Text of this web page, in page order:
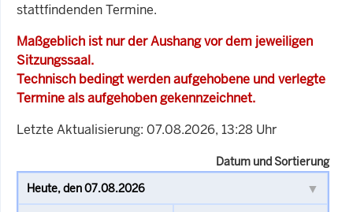
stattfindenden Termine.
Maßgeblich ist nur der Aushang vor dem jeweiligen
Sitzungssaal.
Technisch bedingt werden aufgehobene und verlegte
Termine als aufgehoben gekennzeichnet.
Letzte Aktualisierung: 07.08.2026, 13:28 Uhr
Datum und Sortierung